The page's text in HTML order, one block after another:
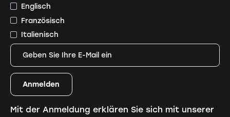
Englisch
Französisch
Italienisch
Mit der Anmeldung erklären Sie sich mit unserer